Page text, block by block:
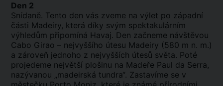
Den 2
Snídaně. Tento den vás zveme na výlet po západní
části Madeiry, která díky svým spektakulárním
výhledům připomíná Havaj. Den začneme návštěvou
Cabo Girao – nejvyššího útesu Madeiry (580 m n. m.)
a zároveň jednoho z nejvyšších útesů světa. Poté
projedeme největší plošinu na Madeře Paul da Serra,
nazývanou „madeirská tundra“. Zastavíme se v